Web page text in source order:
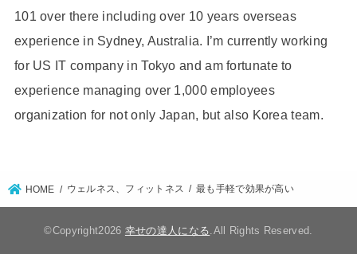
101 over there including over 10 years overseas
experience in Sydney, Australia. I’m currently working
for US IT company in Tokyo and am fortunate to
experience managing over 1,000 employees
organization for not only Japan, but also Korea team.
HOME ウェルネス、フィットネス 最も手軽で効果が高い
©Copyright2026 幸せの達人になる .All Rights Reserved.